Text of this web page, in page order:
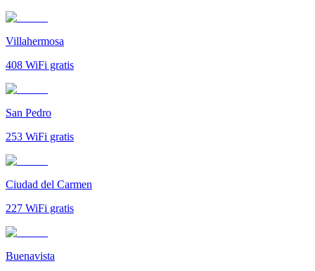
Villahermosa
408 WiFi gratis
San Pedro
253 WiFi gratis
Ciudad del Carmen
227 WiFi gratis
Buenavista